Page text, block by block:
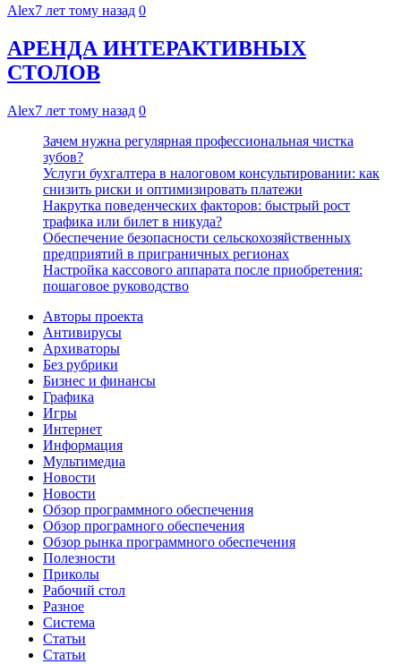
Alex7 лет тому назад 0
АРЕНДА ИНТЕРАКТИВНЫХ
СТОЛОВ
Alex7 лет тому назад 0
Зачем нужна регулярная профессиональная чистка
зубов?
Услуги бухгалтера в налоговом консультировании: как
снизить риски и оптимизировать платежи
Накрутка поведенческих факторов: быстрый рост
трафика или билет в никуда?
Обеспечение безопасности сельскохозяйственных
предприятий в приграничных регионах
Настройка кассового аппарата после приобретения:
пошаговое руководство
Авторы проекта
Антивирусы
Архиваторы
Без рубрики
Бизнес и финансы
Графика
Игры
Интернет
Информация
Мультимедиа
Новости
Новости
Обзор программного обеспечения
Обзор програмного обеспечения
Обзор рынка программного обеспечения
Полезности
Приколы
Рабочий стол
Разное
Система
Статьи
Статьи